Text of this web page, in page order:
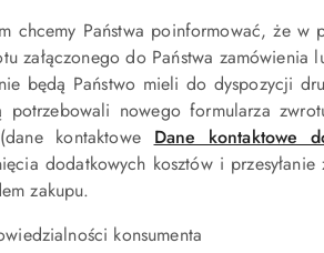
chcemy Państwa poinformować, że w
załączonego do Państwa
będą Państwo mieli do dyspozycji
nowego formularza
kontaktowe Dane kontaktowe
dodatkowych kosztów i
zakupu.
konsumenta